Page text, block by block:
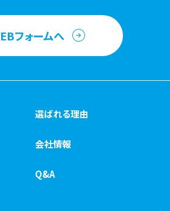
フォームへ
選ばれる理由
会社情報
Q&A